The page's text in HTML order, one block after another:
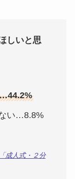
しいと思
い…8.8%
成人式・２分